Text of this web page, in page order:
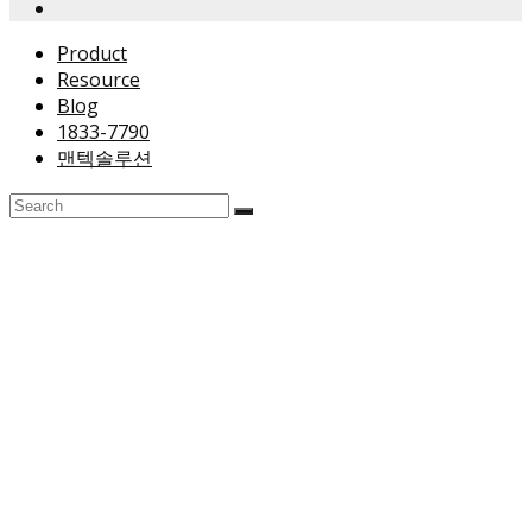
Product
Resource
Blog
1833-7790
맨텍솔루션